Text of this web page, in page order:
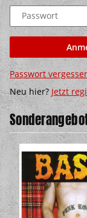
Passwort
Passwort
Neu hier?Jetzt